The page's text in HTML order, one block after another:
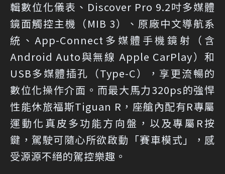
輯數位化儀表、Discover Pro 9.2吋多媒體
鏡面觸控主機（MIB 3）、原廠中文導航系
統、App-Connect多媒體手機鏡射（含
Android Auto與無線 Apple CarPlay）和
USB多媒體插孔（Type-C），享更流暢的
數位化操作介面。而最大馬力320ps的強悍
性能休旅福斯Tiguan R，座艙內配有R專屬
運動化真皮多功能方向盤，以及專屬R按
鍵，駕駛可隨心所欲啟動「賽車模式」，感
受源源不絕的駕控樂趣。